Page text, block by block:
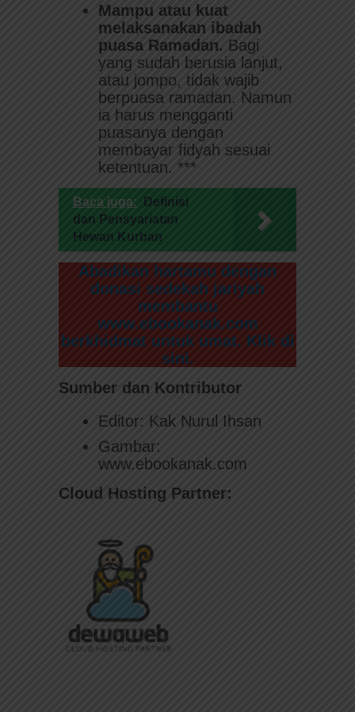
Mampu atau kuat
melaksanakan ibadah
puasa Ramadan. Bagi
yang sudah berusia lanjut,
atau jompo, tidak wajib
berpuasa ramadan. Namun
ia harus mengganti
puasanya dengan
membayar fidyah sesuai
ketentuan. ***
Baca juga:
Definisi
dan Pensyariatan
Hewan Kurban
Abadikan hartamu dengan
donasi sedekah jariyah
membantu
www.ebookanak.com
berkhidmat untuk umat. Klik di
sini.
Sumber dan Kontributor
Editor: Kak Nurul Ihsan
Gambar:
www.ebookanak.com
Cloud Hosting Partner: